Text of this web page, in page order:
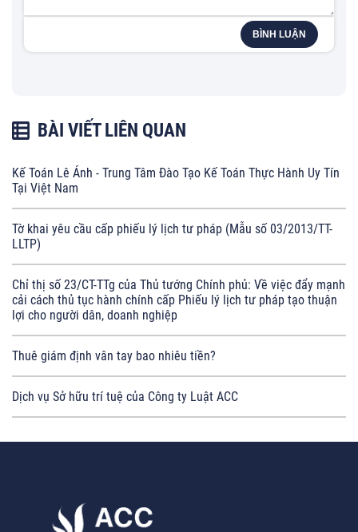
BÌNH LUẬN
BÀI VIẾT LIÊN QUAN
Kế Toán Lê Ánh - Trung Tâm Đào Tạo Kế Toán Thực Hành Uy Tín
Tại Việt Nam
Tờ khai yêu cầu cấp phiếu lý lịch tư pháp (Mẫu số 03/2013/TT-
LLTP)
Chỉ thị số 23/CT-TTg của Thủ tướng Chính phủ: Về việc đẩy mạnh
cải cách thủ tục hành chính cấp Phiếu lý lịch tư pháp tạo thuận
lợi cho người dân, doanh nghiệp
Thuê giám định vân tay bao nhiêu tiền?
Dịch vụ Sở hữu trí tuệ của Công ty Luật ACC